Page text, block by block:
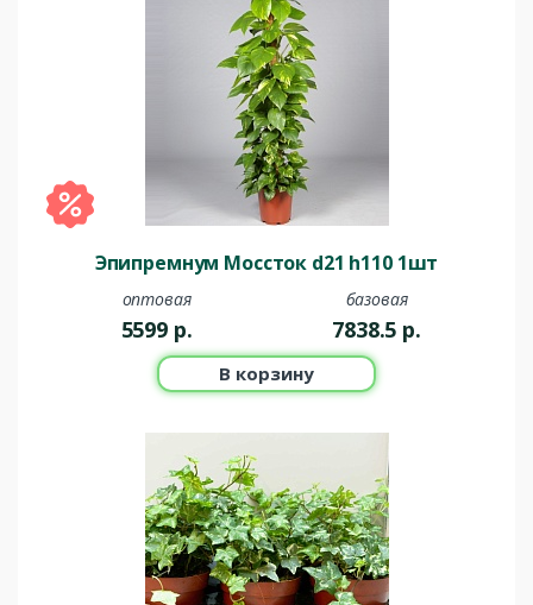
Эпипремнум Моссток d21 h110 1шт
оптовая
5599 р.
базовая
7838.5 р.
В корзину